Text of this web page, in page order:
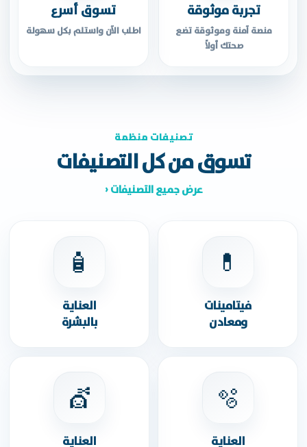
تجربة موثوقة
منصة آمنة وموثوقة تضع
صحتك أولاً
تسوق أسرع
اطلب الآن واستلم بكل سهولة
تصنيفات منظمة
تسوق من كل التصنيفات
عرض جميع التصنيفات ‹
💊
فيتامينات
ومعادن
🧴
العناية
بالبشرة
🫧
العناية
💇
العناية